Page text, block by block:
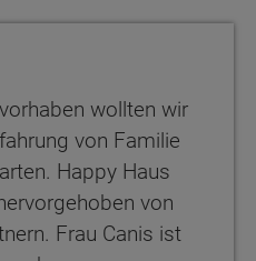
wollten wir
von Familie
Happy Haus
von
Frau Canis ist